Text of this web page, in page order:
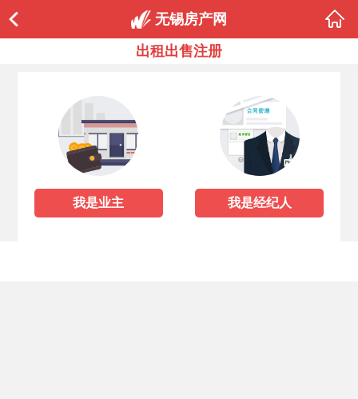
无锡房产网
出租出售注册
我是业主 我是经纪人